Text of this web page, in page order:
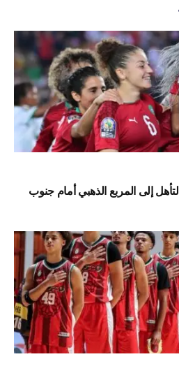
إلى المربع الذهبي أمام جنوب